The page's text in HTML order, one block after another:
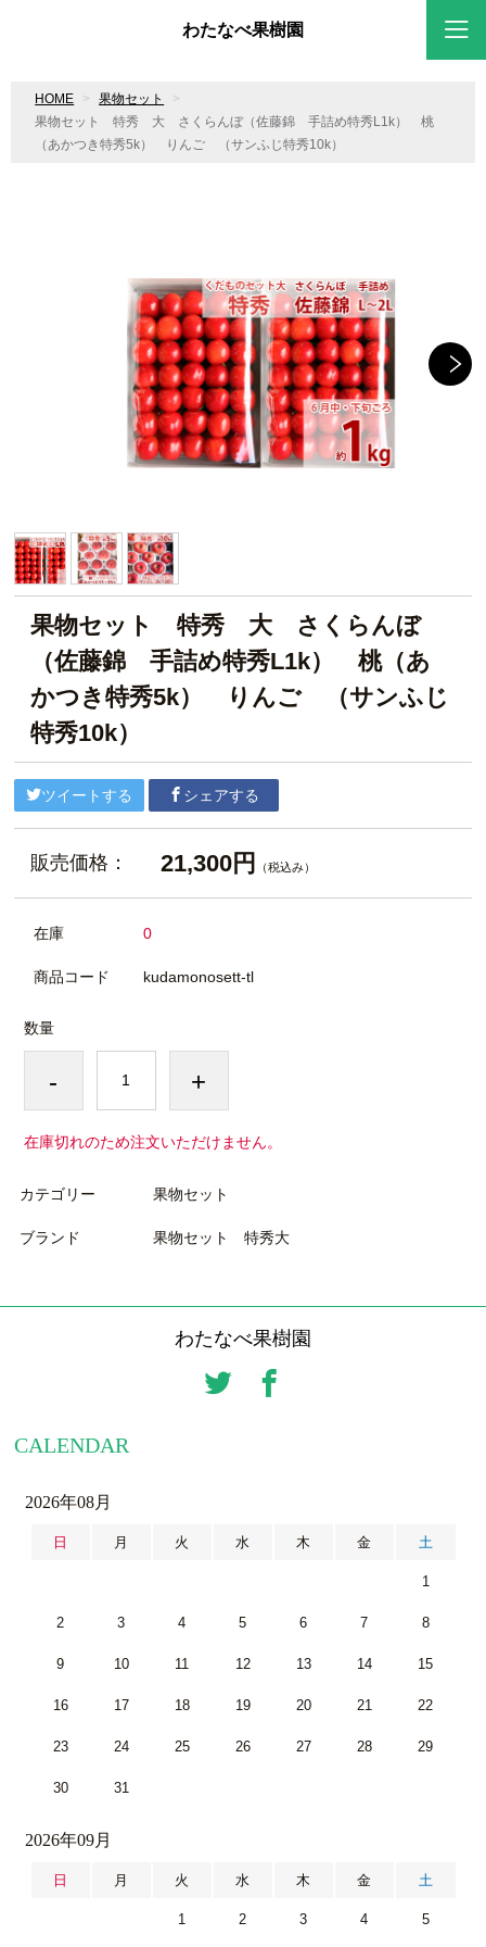
わたなべ果樹園
HOME
果物セット
果物セット 特秀 大 さくらんぼ（佐藤錦 手詰め特秀L1k） 桃
（あかつき特秀5k） りんご （サンふじ特秀10k）
果物セット 特秀 大 さくらんぼ
（佐藤錦 手詰め特秀L1k） 桃（あ
かつき特秀5k） りんご （サンふじ
特秀10k）
ツイートする シェアする
販売価格： 21,300円 （税込み）
在庫 0
商品コード kudamonosett-tl
数量
- +
在庫切れのため注文いただけません。
カテゴリー 果物セット
ブランド 果物セット 特秀大
わたなべ果樹園
CALENDAR
2026年08月
日 月 火 水 木 金 土
1
2 3 4 5 6 7 8
9 10 11 12 13 14 15
16 17 18 19 20 21 22
23 24 25 26 27 28 29
30 31
2026年09月
日 月 火 水 木 金 土
1 2 3 4 5